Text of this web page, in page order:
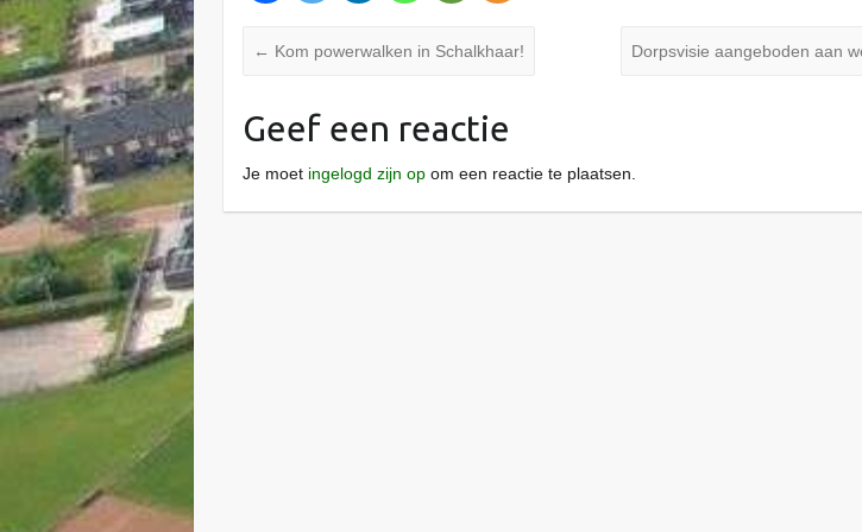
← Kom powerwalken in Schalkhaar! Dorpsvisie aangeboden aan
Geef een reactie
Je moet ingelogd zijn op om een reactie te plaatsen.